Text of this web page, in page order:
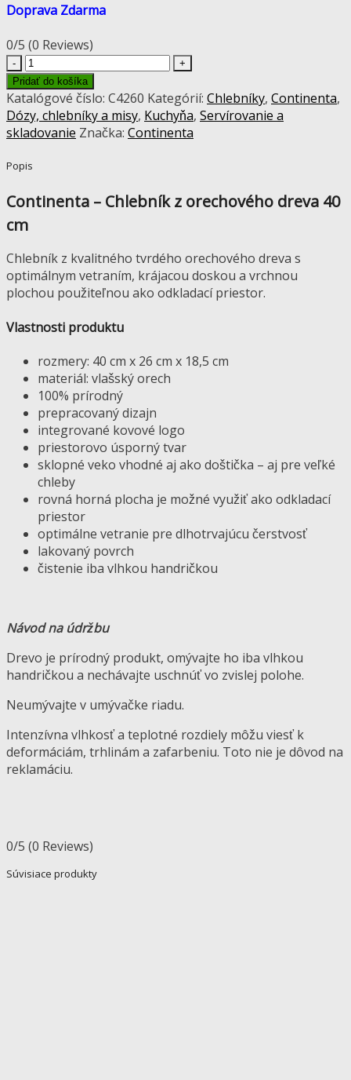
Doprava Zdarma
0/5 (0 Reviews)
množstvo
Continenta
-
Chlebník
z
dreva
cm
Pridať do košíka
Katalógové číslo: C4260 Kategórií: Chlebníky, Continenta,
Dózy, chlebníky a misy, Kuchyňa, Servírovanie a
skladovanie Značka: Continenta
Popis
Continenta – Chlebník z orechového dreva 40
cm
Chlebník z kvalitného tvrdého orechového dreva s
optimálnym vetraním, krájacou doskou a vrchnou
plochou použiteľnou ako odkladací priestor.
Vlastnosti produktu
rozmery: 40 cm x 26 cm x 18,5 cm
materiál: vlašský orech
100% prírodný
prepracovaný dizajn
integrované kovové logo
priestorovo úsporný tvar
sklopné veko vhodné aj ako doštička – aj pre veľké
chleby
rovná horná plocha je možné využiť ako odkladací
priestor
optimálne vetranie pre dlhotrvajúcu čerstvosť
lakovaný povrch
čistenie iba vlhkou handričkou
Návod na údržbu
Drevo je prírodný produkt, omývajte ho iba vlhkou
handričkou a nechávajte uschnúť vo zvislej polohe.
Neumývajte v umývačke riadu.
Intenzívna vlhkosť a teplotné rozdiely môžu viesť k
deformáciám, trhlinám a zafarbeniu. Toto nie je dôvod na
reklamáciu.
0/5 (0 Reviews)
Súvisiace produkty